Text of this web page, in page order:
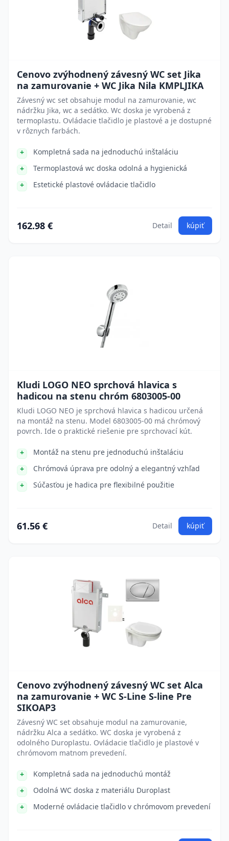
Cenovo zvýhodnený závesný WC set Jika
na zamurovanie + WC Jika Nila KMPLJIKA
Závesný wc set obsahuje modul na zamurovanie, wc
nádržku Jika, wc a sedátko. Wc doska je vyrobená z
termoplastu. Ovládacie tlačidlo je plastové a je dostupné
v rôznych farbách.
Kompletná sada na jednoduchú inštaláciu
Termoplastová wc doska odolná a hygienická
Estetické plastové ovládacie tlačidlo
162.98 € Detail kúpiť
Kludi LOGO NEO sprchová hlavica s
hadicou na stenu chróm 6803005-00
Kludi LOGO NEO je sprchová hlavica s hadicou určená
na montáž na stenu. Model 6803005-00 má chrómový
povrch. Ide o praktické riešenie pre sprchovací kút.
Montáž na stenu pre jednoduchú inštaláciu
Chrómová úprava pre odolný a elegantný vzhľad
Súčasťou je hadica pre flexibilné použitie
61.56 € Detail kúpiť
Cenovo zvýhodnený závesný WC set Alca
na zamurovanie + WC S-Line S-line Pre
SIKOAP3
Závesný WC set obsahuje modul na zamurovanie,
nádržku Alca a sedátko. WC doska je vyrobená z
odolného Duroplastu. Ovládacie tlačidlo je plastové v
chrómovom matnom prevedení.
Kompletná sada na jednoduchú montáž
Odolná WC doska z materiálu Duroplast
Moderné ovládacie tlačidlo v chrómovom prevedení